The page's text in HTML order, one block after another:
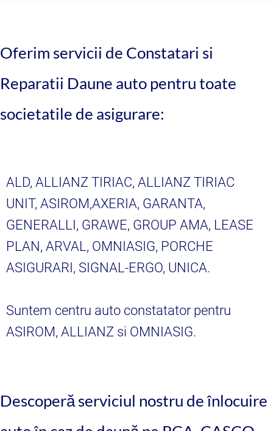
Oferim servicii de Constatari si
Reparatii Daune auto pentru toate
societatile de asigurare:
ALD, ALLIANZ TIRIAC, ALLIANZ TIRIAC
UNIT, ASIROM,AXERIA, GARANTA,
GENERALLI, GRAWE, GROUP AMA, LEASE
PLAN, ARVAL, OMNIASIG, PORCHE
ASIGURARI, SIGNAL-ERGO, UNICA.
Suntem centru auto constatator pentru
ASIROM, ALLIANZ si OMNIASIG.
Descoperă serviciul nostru de înlocuire